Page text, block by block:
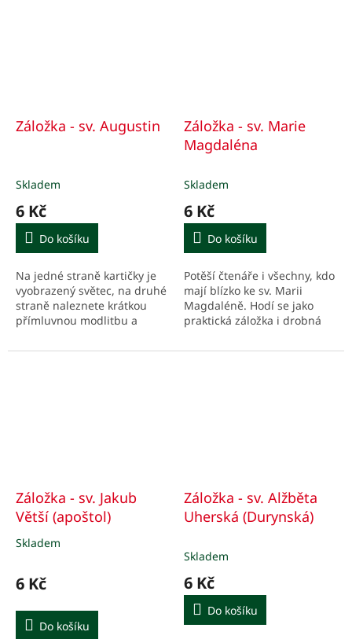
Záložka - sv. Augustin
Skladem
6 Kč
Do košíku
Na jedné straně kartičky je
vyobrazený světec, na druhé
straně naleznete krátkou
přímluvnou modlitbu a
života, stručně v bodech.
Záložka - sv. Marie
Magdaléna
Skladem
6 Kč
Do košíku
Potěší čtenáře i všechny, kdo
mají blízko ke sv. Marii
Magdaléně. Hodí se jako
praktická záložka i drobná
motivem.
Záložka - sv. Jakub
Větší (apoštol)
Průměrné
produktu
je
Skladem
6 Kč
Do košíku
Záložka - sv. Alžběta
Uherská (Durynská)
Skladem
6 Kč
Do košíku